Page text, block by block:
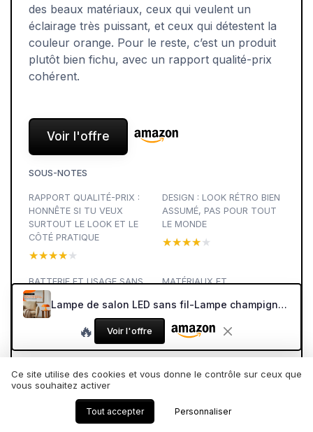
des beaux matériaux, ceux qui veulent un
éclairage très puissant, et ceux qui détestent la
couleur orange. Pour le reste, c’est un produit
plutôt bien fichu, avec un rapport qualité-prix
cohérent.
Voir l'offre
SOUS-NOTES
RAPPORT QUALITÉ-PRIX :
HONNÊTE SI TU VEUX
SURTOUT LE LOOK ET LE
CÔTÉ PRATIQUE
★★★★★
★★★★★
DESIGN : LOOK RÉTRO BIEN
ASSUMÉ, PAS POUR TOUT
LE MONDE
★★★★★
★★★★★
BATTERIE ET USAGE SANS
FIL : PRATIQUE, MAIS
AUTONOMIE PAS INFINIE
MATÉRIAUX ET
PLASTIQUE CORRECT,
SANS FAIRE PREMIUM
★★★★★
★★★★★
BONNE LAMPE D’AMBIANCE,
PAS UNE LAMPE DE TRAVAIL
UNE LAMPE D’AMBIANCE
★★★★★
★★★★★
Lampe de salon LED sans fil-Lampe champignon design vintage Space Age-Lampe de table orange avec télécommande, batterie rechargeable USB, 3 couleurs, variateur tactile, Éclairage ambiance modulable
🔥 Voir l'offre
Ce site utilise des cookies et vous donne le contrôle sur ceux que
vous souhaitez activer
Tout accepter Personnaliser